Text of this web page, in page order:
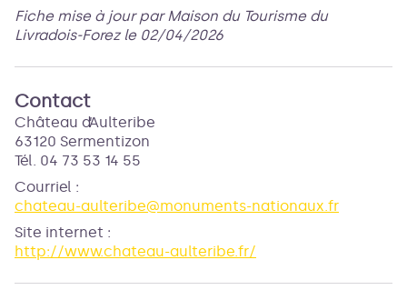
Fiche mise à jour par Maison du Tourisme du
Livradois-Forez le 02/04/2026
Contact
Château d’Aulteribe
63120 Sermentizon
Tél. 04 73 53 14 55
Courriel :
chateau-aulteribe@monuments-nationaux.fr
Site internet :
http://www.chateau-aulteribe.fr/